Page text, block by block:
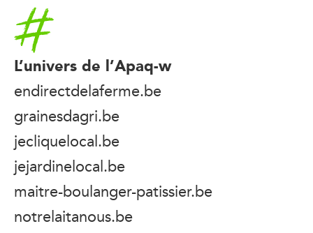
Accueil
L’univers de l’Apaq-w
endirectdelaferme.be
grainesdagri.be
jecliquelocal.be
jejardinelocal.be
maitre-boulanger-patissier.be
notrelaitanous.be